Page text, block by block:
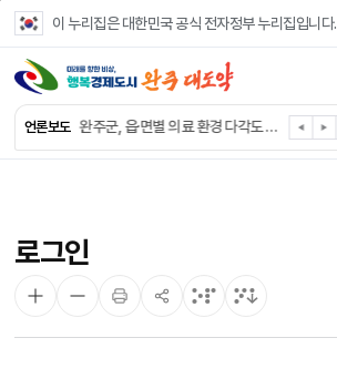
이 누리집은 대한민국 공식 전자정부 누리집입니다.
언론보도
완주군, ‘수의계약 총량제’ 개편 운영
완주군 청소년, 초록우산 지원으로 치과 치료
완주군, 읍·면별 의료 환경 다각도 진단한다
완주군, 모바일 헬스케어 “내 건강 변화 직접 확인”
로그인